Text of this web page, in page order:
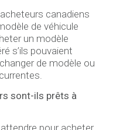
canadiens
de véhicule
un modèle
s’ils pouvaient
de modèle ou
sont-ils prêts à